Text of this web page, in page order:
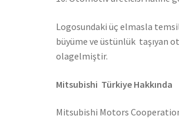
Logosundaki üç elmasla
büyüme ve üstünlük taşıyan
olagelmiştir.
Mitsubishi Türkiye Hakkında
Mitsubishi Motors